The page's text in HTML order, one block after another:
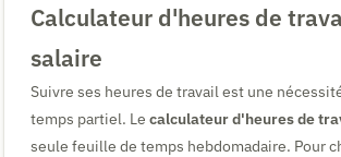
Calculateur d'heures de
salaire
Suivre ses heures de travail est une
temps partiel. Le calculateur d'heures de
seule feuille de temps hebdomadaire. Pour